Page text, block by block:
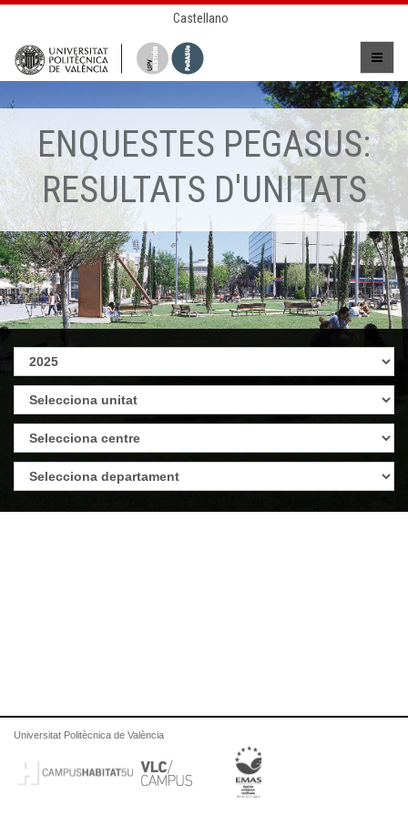
Castellano
ENQUESTES PEGASUS:
RESULTATS D'UNITATS
Universitat Politècnica de València